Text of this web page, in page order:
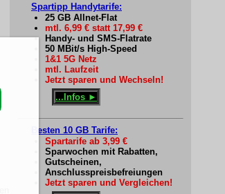
Spartipp Handytarife:
25 GB Allnet-Flat
mtl. 6,99 € statt 17,99 €
Handy- und SMS-Flatrate
50 MBit/s High-Speed
1&1 5G Netz
mtl. Laufzeit
Jetzt sparen und Wechseln!
...Infos ►
Besten 10 GB Tarife:
Spartarife ab 3,99 €
Sparwochen mit Rabatten,
Gutscheinen,
Anschlusspreisbefreiungen
Jetzt sparen und Vergleichen!